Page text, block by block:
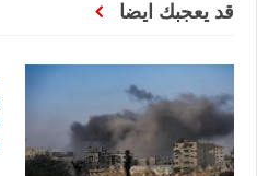
قد يعجبك ايضا